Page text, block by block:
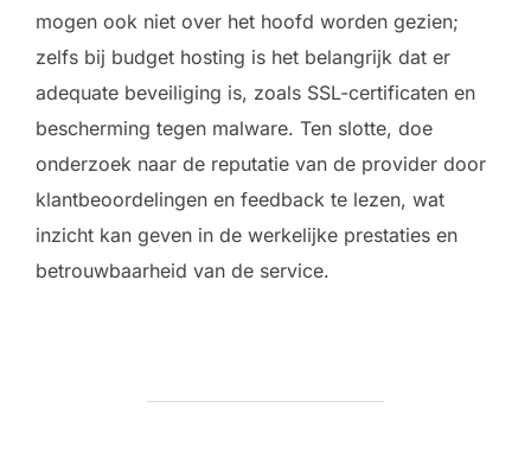
mogen ook niet over het hoofd worden gezien;
zelfs bij budget hosting is het belangrijk dat er
adequate beveiliging is, zoals SSL-certificaten en
bescherming tegen malware. Ten slotte, doe
onderzoek naar de reputatie van de provider door
klantbeoordelingen en feedback te lezen, wat
inzicht kan geven in de werkelijke prestaties en
betrouwbaarheid van de service.